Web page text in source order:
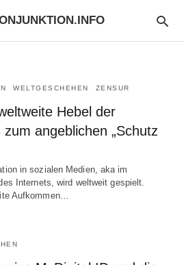
WELTGESCHEHEN ZENSUR
Hebel der
angeblichen „Schutz
in sozialen Medien, aka im
Internets, wird weltweit gespielt.
Aufkommen…